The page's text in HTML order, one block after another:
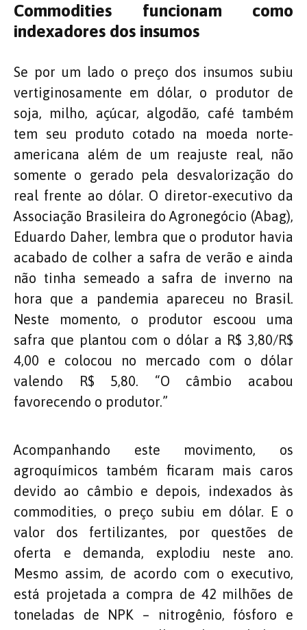
Commodities funcionam como
indexadores dos insumos
Se por um lado o preço dos insumos subiu
vertiginosamente em dólar, o produtor de
soja, milho, açúcar, algodão, café também
tem seu produto cotado na moeda norte-
americana além de um reajuste real, não
somente o gerado pela desvalorização do
real frente ao dólar. O diretor-executivo da
Associação Brasileira do Agronegócio (Abag),
Eduardo Daher, lembra que o produtor havia
acabado de colher a safra de verão e ainda
não tinha semeado a safra de inverno na
hora que a pandemia apareceu no Brasil.
Neste momento, o produtor escoou uma
safra que plantou com o dólar a R$ 3,80/R$
4,00 e colocou no mercado com o dólar
valendo R$ 5,80. “O câmbio acabou
favorecendo o produtor.”
Acompanhando este movimento, os
agroquímicos também ficaram mais caros
devido ao câmbio e depois, indexados às
commodities, o preço subiu em dólar. E o
valor dos fertilizantes, por questões de
oferta e demanda, explodiu neste ano.
Mesmo assim, de acordo com o executivo,
está projetada a compra de 42 milhões de
toneladas de NPK – nitrogênio, fósforo e